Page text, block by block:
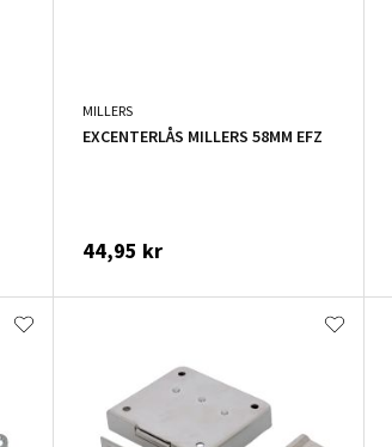
MILLERS
EXCENTERLÅS MILLERS 58MM EFZ
44,95 kr